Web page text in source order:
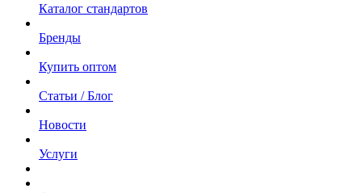
Каталог стандартов
Бренды
Купить оптом
Статьи / Блог
Новости
Услуги